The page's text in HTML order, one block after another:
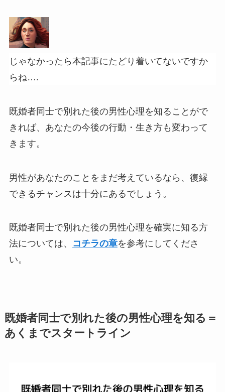
じゃなかったら本記事にたどり着いてないですか
らね….
既婚者同士で別れた後の男性心理を知ることがで
きれば、あなたの今後の行動・生き方も変わって
きます。
男性があなたのことをまだ考えているなら、復縁
できるチャンスは十分にあるでしょう。
既婚者同士で別れた後の男性心理を確実に知る方
法については、
コチラの章を参考にしてくださ
い。
既婚者同士で別れた後の男性心理を知る＝
あくまでスタートライン